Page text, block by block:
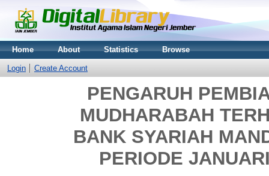
Home About Statistics Browse
Login Create Account
PENGARUH
MUDHARABAH
BANK SYARIAH
PERIODE